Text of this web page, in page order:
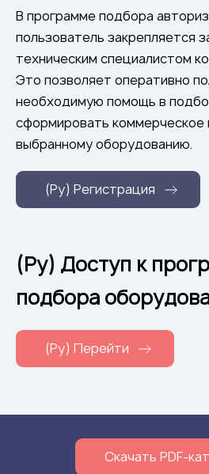
В программе подбора
пользователь закрепляется
техническим специалистом
Это позволяет оперативно
необходимую помощь в
сформировать
выбранному оборудованию.
(Ру) Регистрация
(Ру) Доступ к
подбора
(Ру) Перейти
Скачать PDF-